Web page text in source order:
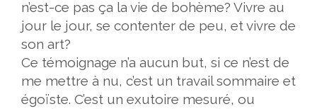
n’est-ce pas ça la vie de bohème? Vivre au
jour le jour, se contenter de peu, et vivre de
son art?
Ce témoignage n’a aucun but, si ce n’est de
me mettre à nu, c’est un travail sommaire et
égoïste. C’est un exutoire mesuré, ou